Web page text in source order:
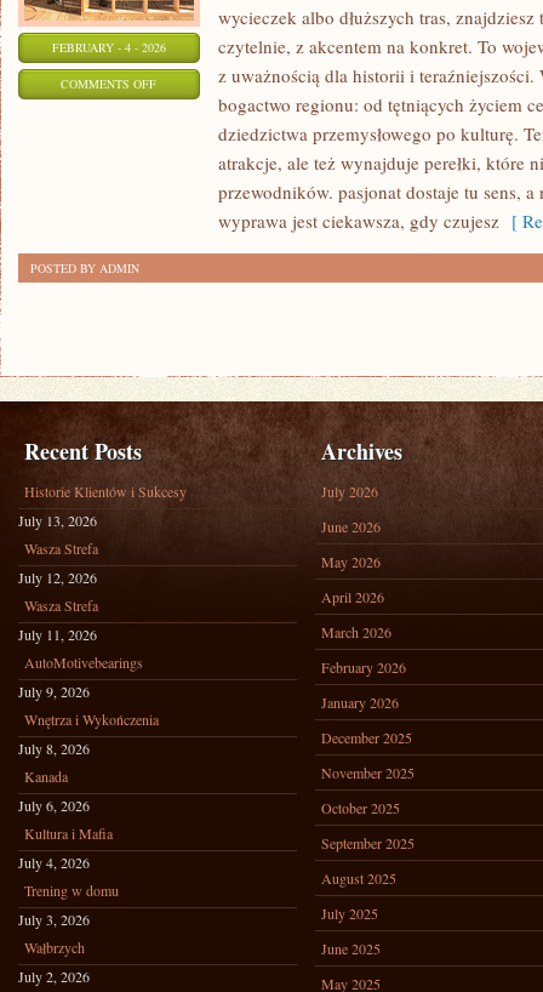
FEBRUARY - 4 - 2026
COMMENTS OFFON
CZĘSTOCHOWA
wycieczek albo dłuższych tras,
czytelnie, z akcentem na konkret. To
z uważnością dla historii i teraźniejszości.
bogactwo regionu: od tętniących życiem
dziedzictwa przemysłowego po kulturę.
atrakcje, ale też wynajduje perełki, które
przewodników. pasjonat dostaje tu sens,
wyprawa jest ciekawsza, gdy czujesz [
POSTED BY ADMIN
Recent Posts
Historie Klientów i Sukcesy
July 13, 2026
Wasza Strefa
July 12, 2026
Wasza Strefa
July 11, 2026
AutoMotivebearings
July 9, 2026
Wnętrza i Wykończenia
July 8, 2026
Kanada
July 6, 2026
Kultura i Mafia
July 4, 2026
Trening w domu
July 3, 2026
Wałbrzych
July 2, 2026
Archives
July 2026
June 2026
May 2026
April 2026
March 2026
February 2026
January 2026
December 2025
November 2025
October 2025
September 2025
August 2025
July 2025
June 2025
May 2025